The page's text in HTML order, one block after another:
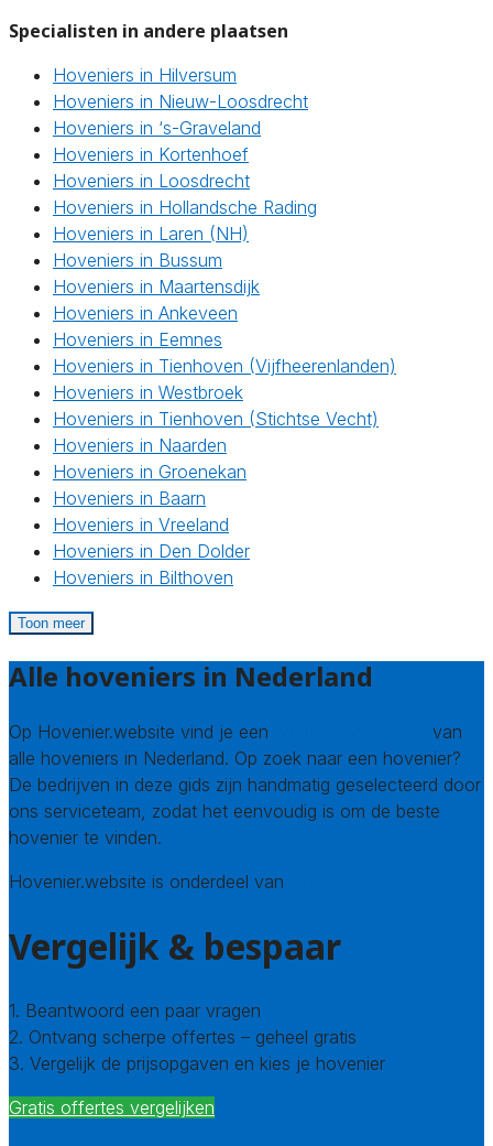
Specialisten in andere plaatsen
Hoveniers in Hilversum
Hoveniers in Nieuw-Loosdrecht
Hoveniers in ‘s-Graveland
Hoveniers in Kortenhoef
Hoveniers in Loosdrecht
Hoveniers in Hollandsche Rading
Hoveniers in Laren (NH)
Hoveniers in Bussum
Hoveniers in Maartensdijk
Hoveniers in Ankeveen
Hoveniers in Eemnes
Hoveniers in Tienhoven (Vijfheerenlanden)
Hoveniers in Westbroek
Hoveniers in Tienhoven (Stichtse Vecht)
Hoveniers in Naarden
Hoveniers in Groenekan
Hoveniers in Baarn
Hoveniers in Vreeland
Hoveniers in Den Dolder
Hoveniers in Bilthoven
Toon meer
Alle hoveniers in Nederland
Op Hovenier.website vind je een
van
alle hoveniers in Nederland. Op zoek naar een hovenier?
De bedrijven in deze gids zijn handmatig geselecteerd door
ons serviceteam, zodat het eenvoudig is om de beste
hovenier te vinden.
Hovenier.website is onderdeel van
Vergelijk & bespaar
1. Beantwoord een paar vragen
2. Ontvang scherpe offertes – geheel gratis
3. Vergelijk de prijsopgaven en kies je hovenier
Gratis offertes vergelijken